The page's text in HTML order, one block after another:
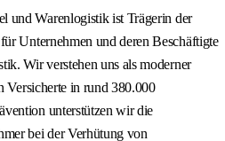
und Warenlogistik ist Trägerin der
Unternehmen und deren Beschäftigte
Wir verstehen uns als moderner
Versicherte in rund 380.000
unterstützen wir die
bei der Verhütung von